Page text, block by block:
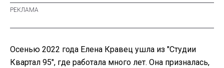
Осенью 2022 года Елена Кравец ушла из "Студии
Квартал 95", где работала много лет. Она призналась,